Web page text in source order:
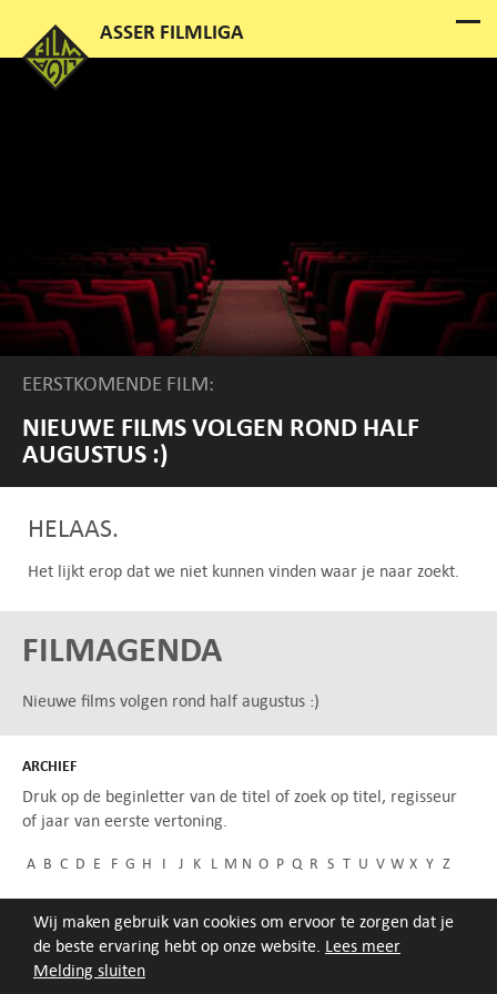
Melding sluiten
Wij maken gebruik van cookies om ervoor te zorgen dat je
de beste ervaring hebt op onze website. Lees meer
EERSTKOMENDE FILM:
NIEUWE FILMS VOLGEN ROND HALF
AUGUSTUS :)
HELAAS.
Het lijkt erop dat we niet kunnen vinden waar je naar zoekt.
FILMAGENDA
Nieuwe films volgen rond half augustus :)
ARCHIEF
Druk op de beginletter van de titel of zoek op titel, regisseur
of jaar van eerste vertoning.
A B C D E F G H I J K L M N O P Q R S T U V W X Y Z